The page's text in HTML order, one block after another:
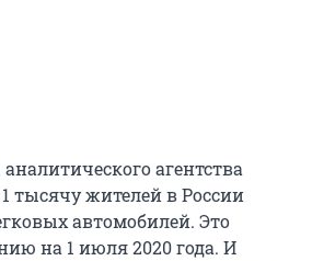
агентства
тысячу жителей в России
автомобилей. Это
на 1 июля 2020 года. И